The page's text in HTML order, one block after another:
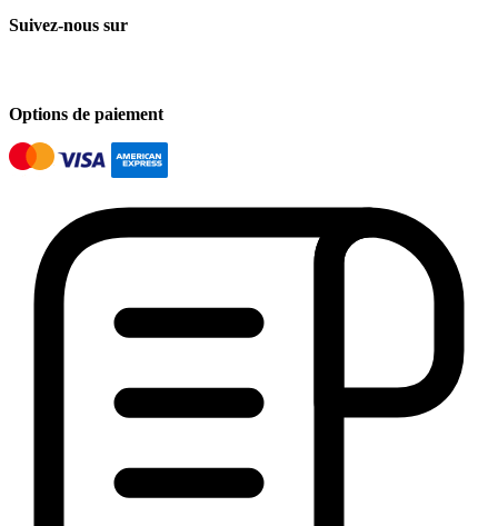
Suivez-nous sur
Options de paiement